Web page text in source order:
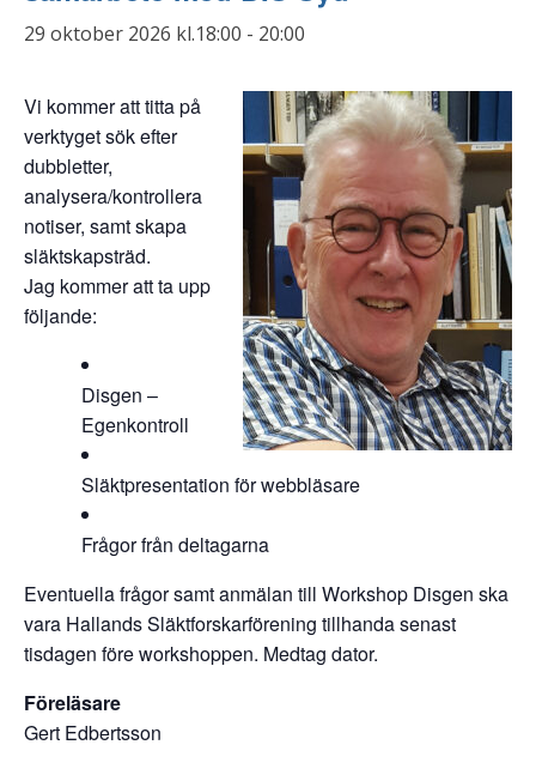
29 oktober 2026 kl.18:00 - 20:00
Vi kommer att titta på
verktyget sök efter
dubbletter,
analysera/kontrollera
notiser, samt skapa
släktskapsträd.
Jag kommer att ta upp
följande:
Disgen –
Egenkontroll
Släktpresentation för webbläsare
Frågor från deltagarna
Eventuella frågor samt anmälan till Workshop Disgen ska
vara Hallands Släktforskarförening tillhanda senast
tisdagen före workshoppen. Medtag dator.
Föreläsare
Gert Edbertsson